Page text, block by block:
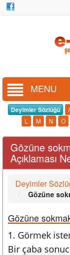
MENU
Deyimler Sözlüğü
L
M N O
Gözüne
Açıklaması
Deyimler
Gözüne
Gözüne
1. Görmek
Bir çaba